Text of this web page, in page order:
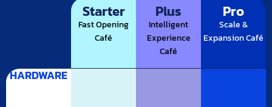
Starter
Fast Opening
Café
Plus
Intelligent
Experience
Café
Pro
Scale &
Expansion Café
HARDWARE